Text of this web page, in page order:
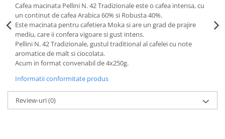
Cafea macinata Pellini N. 42 Tradizionale este o cafea intensa, cu
un continut de cafea Arabica 60% si Robusta 40%.
Este macinata pentru cafetiera Moka si are un grad de prajire
mediu, care ii confera vigoare si gust intens.
Pellini N. 42 Tradizionale, gustul traditional al cafelei cu note
aromatice de malt si ciocolata.
Acum in format convenabil de 4x250g.
Informatii conformitate produs
Review-uri(0)